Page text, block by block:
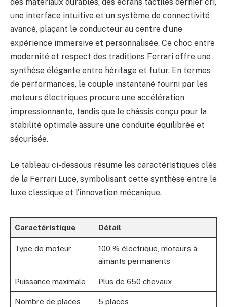
une interface intuitive et un système de connectivité
avancé, plaçant le conducteur au centre d’une
expérience immersive et personnalisée. Ce choc entre
modernité et respect des traditions Ferrari offre une
synthèse élégante entre héritage et futur. En termes
de performances, le couple instantané fourni par les
moteurs électriques procure une accélération
impressionnante, tandis que le châssis conçu pour la
stabilité optimale assure une conduite équilibrée et
sécurisée.
Le tableau ci-dessous résume les caractéristiques clés
de la Ferrari Luce, symbolisant cette synthèse entre le
luxe classique et l’innovation mécanique.
Caractéristique Détail
Type de moteur
100 % électrique, moteurs à
aimants permanents
Puissance maximale Plus de 650 chevaux
Nombre de places 5 places